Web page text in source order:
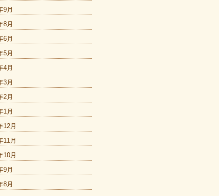
9月
8月
6月
5月
4月
3月
2月
1月
12月
11月
10月
9月
8月